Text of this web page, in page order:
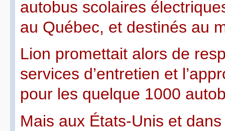
autobus scolaires
au Québec, et destinés au
Lion promettait alors de
services d’entretien et
pour les quelque 1000
Mais aux États-Unis et